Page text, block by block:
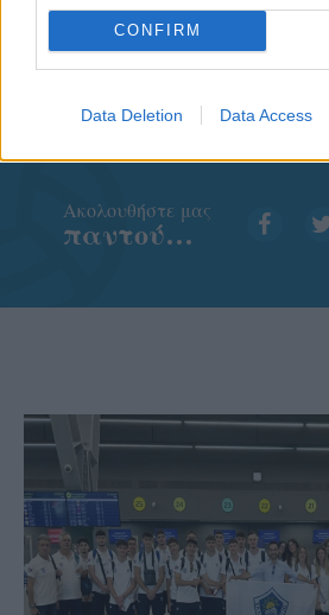
CONFIRM
Data Deletion Data Access
Aκολουθήστε μας
παντού…